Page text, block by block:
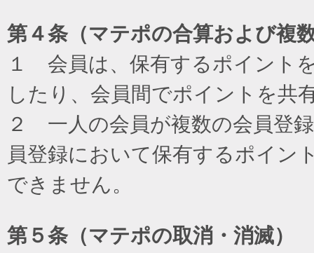
第４条（マテポの合算および複
１ 会員は、保有するポイント
したり、会員間でポイントを共
２ 一人の会員が複数の会員登
員登録において保有するポイン
できません。
第５条（マテポの取消・消滅）